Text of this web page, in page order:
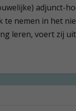
adjunct-
te nemen in het
leren, voert zij